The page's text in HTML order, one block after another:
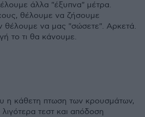
άλλα "έξυπνα" μέτρα.
θέλουμε να ζήσουμε
θέλουμε να μας "σώσετε". Αρκετά.
το τι θα κάνουμε.
η κάθετη πτωση των κρουσμάτων,
τεστ και απόδοση